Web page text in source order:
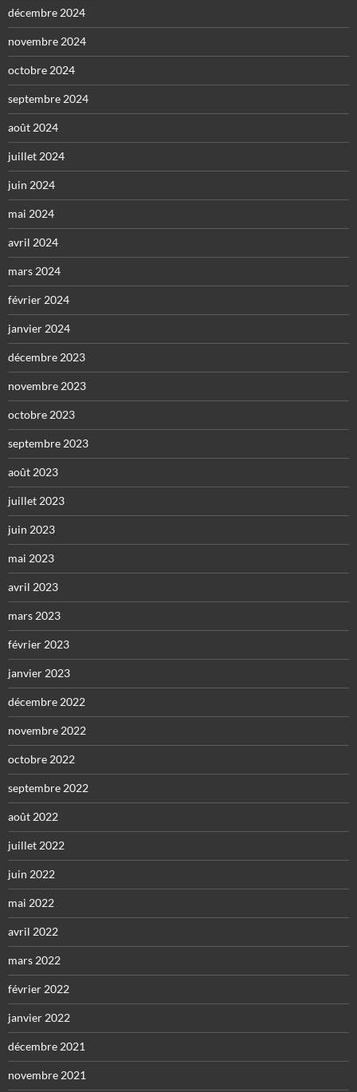
décembre 2024
novembre 2024
octobre 2024
septembre 2024
août 2024
juillet 2024
juin 2024
mai 2024
avril 2024
mars 2024
février 2024
janvier 2024
décembre 2023
novembre 2023
octobre 2023
septembre 2023
août 2023
juillet 2023
juin 2023
mai 2023
avril 2023
mars 2023
février 2023
janvier 2023
décembre 2022
novembre 2022
octobre 2022
septembre 2022
août 2022
juillet 2022
juin 2022
mai 2022
avril 2022
mars 2022
février 2022
janvier 2022
décembre 2021
novembre 2021